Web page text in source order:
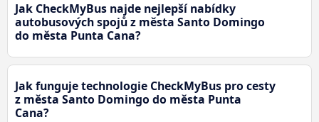
Jak CheckMyBus najde nejlepší nabídky
autobusových spojů z města Santo Domingo
do města Punta Cana?
Jak funguje technologie CheckMyBus pro cesty
z města Santo Domingo do města Punta
Cana?